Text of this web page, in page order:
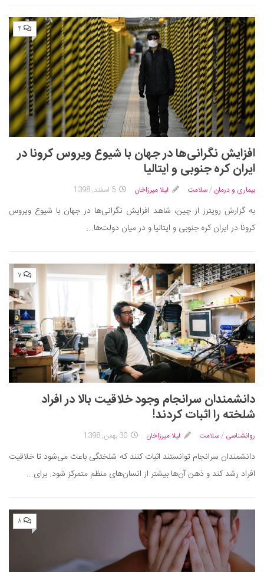
۴
افزایش نگرانی‌ها در جهان با شیوع ویروس کرونا در
ایران کره جنوبی و ایتالیا
بیماری و درمان /سلامت لیلا میرزاخان 5 اسفند, 1398
به گزارش رویترز از چین، شاهد افزایش نگرانی‌ها در جهان با شیوع ویروس
کرونا در ایران کره جنوبی و ایتالیا و در میان دولت‌ها...
۷
دانشمندان سرانجام وجود خلاقیت بالا در افراد
شلخته را اثبات کردند!
روانشناسی /سلامت لیلا میرزاخان 30 بهمن, 1398
دانشمندان سرانجام توانستند اثبات کنند که شلختگی باعث می‌شود تا خلاقیت
افراد رشد کند و ذهن آن‌ها بیشتر از انسان‌های منظم متمرکز شود. برای...
۸